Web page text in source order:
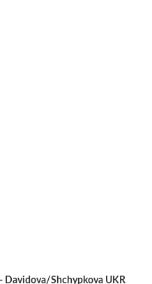
Davidova/Shchypkova UKR